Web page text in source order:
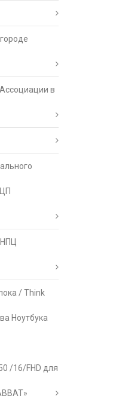
в
/ Think
Ноутбука
/16/FHD для